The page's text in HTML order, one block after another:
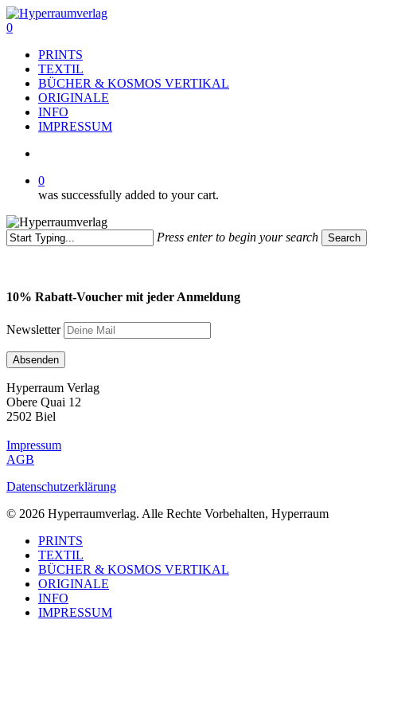
Skip
to
content
search
0
PRINTS
TEXTIL
BÜCHER & KOSMOS VERTIKAL
ORIGINALE
INFO
IMPRESSUM
0
was successfully added to your cart.
Press enter to begin your search Search
10% Rabatt-Voucher mit jeder Anmeldung
Newsletter
Hyperraum Verlag
Obere Quai 12
2502 Biel
Impressum
AGB
Datenschutzerklärung
© 2026 Hyperraumverlag. Alle Rechte Vorbehalten, Hyperraum
Close
Menu
PRINTS
TEXTIL
BÜCHER & KOSMOS VERTIKAL
ORIGINALE
INFO
IMPRESSUM